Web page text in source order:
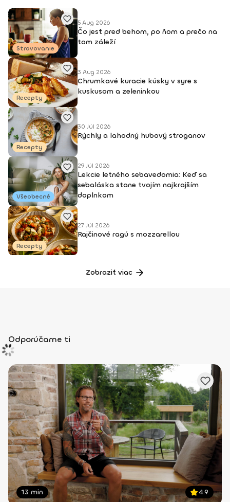
Stravovanie
5 Aug 2026
Čo jesť pred behom, po ňom a prečo na
tom záleží
Recepty
3 Aug 2026
Chrumkavé kuracie kúsky v syre s
kuskusom a zeleninkou
Recepty
30 Júl 2026
Rýchly a lahodný hubový stroganov
Všeobecné
29 Júl 2026
Lekcie letného sebavedomia: Keď sa
sebaláska stane tvojím najkrajším
doplnkom
Recepty
27 Júl 2026
Rajčinové ragú s mozzarellou
Zobraziť viac
Odporúčame ti
13 min 4.9